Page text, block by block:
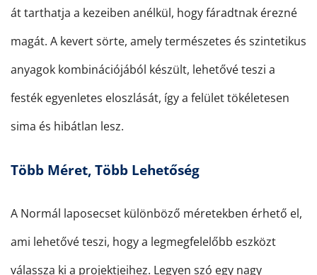
át tarthatja a kezeiben anélkül, hogy fáradtnak érezné
magát. A kevert sörte, amely természetes és szintetikus
anyagok kombinációjából készült, lehetővé teszi a
festék egyenletes eloszlását, így a felület tökéletesen
sima és hibátlan lesz.
Több Méret, Több Lehetőség
A Normál laposecset különböző méretekben érhető el,
ami lehetővé teszi, hogy a legmegfelelőbb eszközt
válassza ki a projektjeihez. Legyen szó egy nagy